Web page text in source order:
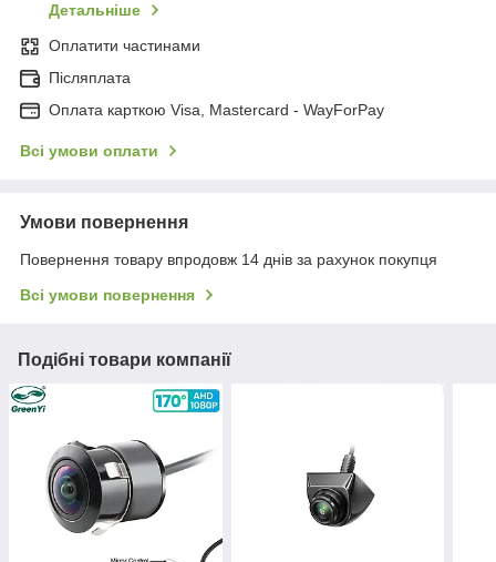
Детальніше
Оплатити частинами
Післяплата
Оплата карткою Visa, Mastercard - WayForPay
Всі умови оплати
Умови повернення
Повернення товару впродовж 14 днів за рахунок покупця
Всі умови повернення
Подібні товари компанії